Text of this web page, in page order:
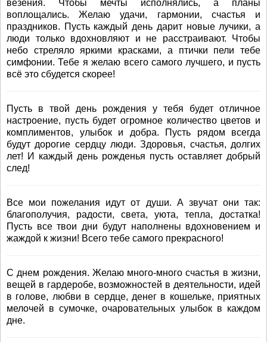
везения. Чтобы мечты исполнялись, а планы
воплощались. Желаю удачи, гармонии, счастья и
праздников. Пусть каждый день дарит новые лучики, а
люди только вдохновляют и не расстраивают. Чтобы
небо стреляло яркими красками, а птички пели тебе
симфонии. Тебе я желаю всего самого лучшего, и пусть
всё это сбудется скорее!
Пусть в твой день рождения у тебя будет отличное
настроение, пусть будет огромное количество цветов и
комплиментов, улыбок и добра. Пусть рядом всегда
будут дорогие сердцу люди. Здоровья, счастья, долгих
лет! И каждый день рожденья пусть оставляет добрый
след!
Все мои пожелания идут от души. А звучат они так:
благополучия, радости, света, уюта, тепла, достатка!
Пусть все твои дни будут наполнены вдохновением и
жаждой к жизни! Всего тебе самого прекрасного!
С днем рождения. Желаю много-много счастья в жизни,
вещей в гардеробе, возможностей в деятельности, идей
в голове, любви в сердце, денег в кошельке, приятных
мелочей в сумочке, очаровательных улыбок в каждом
дне.